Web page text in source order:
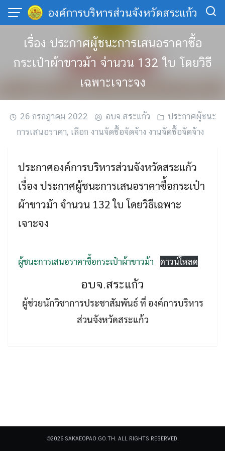
Skip
องค์การบริหารส่วนจังหวัดสระแก้ว
Search
เรื่อง ประกาศผู้ชนะการเสนอราคาซื้อ
กระเป๋าผ้าขาวม้า จำนวน 132 ใบ โดยวิธี
เฉพาะเจาะจง
26 กรกฎาคม 2022 อบจ.สระแก้ว
ประกาศผู้ชนะ
การเสนอราคา, เลือก งานจัดซื้อจัดจ้าง งานจัดซื้อจัดจ้าง
ประกาศองค์การบริหารส่วนจังหวัดสระแก้ว
เรื่อง ประกาศผู้ชนะการเสนอราคาซื้อกระเป๋า
ผ้าขาวม้า จำนวน 132 ใบ โดยวิธีเฉพาะ
เจาะจง
ผู้ชนะการเสนอราคาซื้อกระเป๋าผ้าขาวม้า ดาวน์โหลด
อบจ.สระแก้ว
ผู้ช่วยนักวิชาการประชาสัมพันธ์ ที่ องค์การบริหาร
ส่วนจังหวัดสระแก้ว
©2026 SAKAEOPAO.GO.TH. ALL RIGHTS RESERVED.